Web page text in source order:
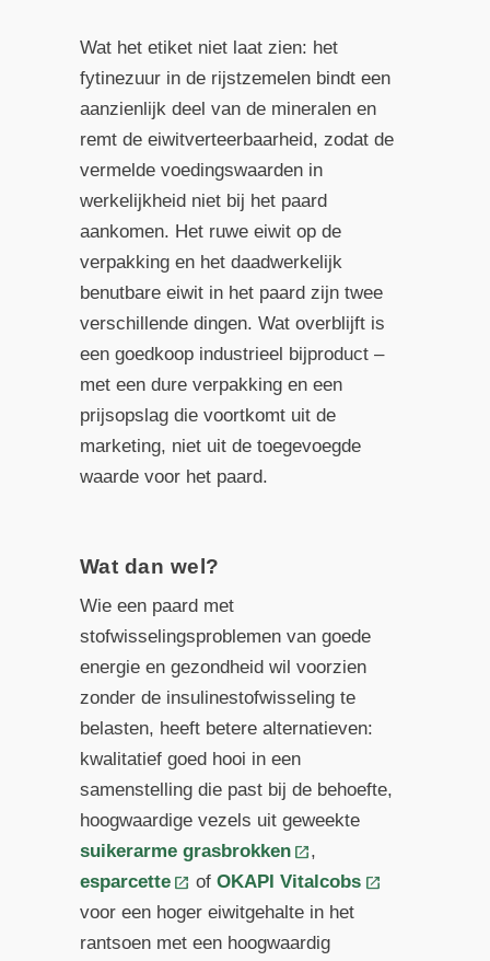
Wat het etiket niet laat zien: het
fytinezuur in de rijstzemelen bindt een
aanzienlijk deel van de mineralen en
remt de eiwitverteerbaarheid, zodat de
vermelde voedingswaarden in
werkelijkheid niet bij het paard
aankomen. Het ruwe eiwit op de
verpakking en het daadwerkelijk
benutbare eiwit in het paard zijn twee
verschillende dingen. Wat overblijft is
een goedkoop industrieel bijproduct –
met een dure verpakking en een
prijsopslag die voortkomt uit de
marketing, niet uit de toegevoegde
waarde voor het paard.
Wat dan wel?
Wie een paard met
stofwisselingsproblemen van goede
energie en gezondheid wil voorzien
zonder de insulinestofwisseling te
belasten, heeft betere alternatieven:
kwalitatief goed hooi in een
samenstelling die past bij de behoefte,
hoogwaardige vezels uit geweekte
suikerarme grasbrokken
,
esparcette
ofOKAPI Vitalcobs
voor een hoger eiwitgehalte in het
rantsoen met een hoogwaardig